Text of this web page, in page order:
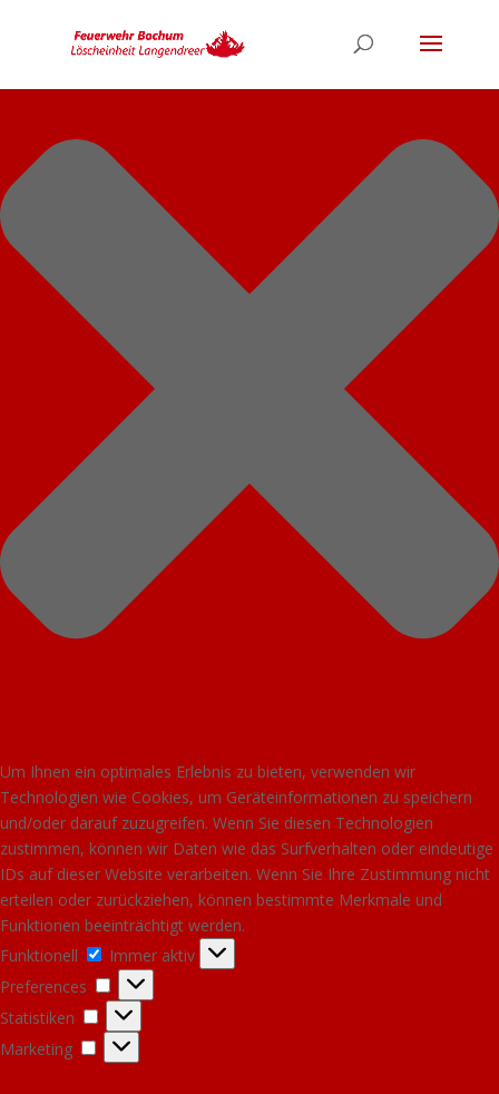
Um Ihnen ein optimales Erlebnis zu bieten, verwenden wir
Technologien wie Cookies, um Geräteinformationen zu speichern
und/oder darauf zuzugreifen. Wenn Sie diesen Technologien
zustimmen, können wir Daten wie das Surfverhalten oder eindeutige
IDs auf dieser Website verarbeiten. Wenn Sie Ihre Zustimmung nicht
erteilen oder zurückziehen, können bestimmte Merkmale und
Funktionen beeinträchtigt werden.
Funktionell
Funktionell
Immer aktiv
Preferences
Preferences
Statistiken
Statistiken
Marketing
Marketing